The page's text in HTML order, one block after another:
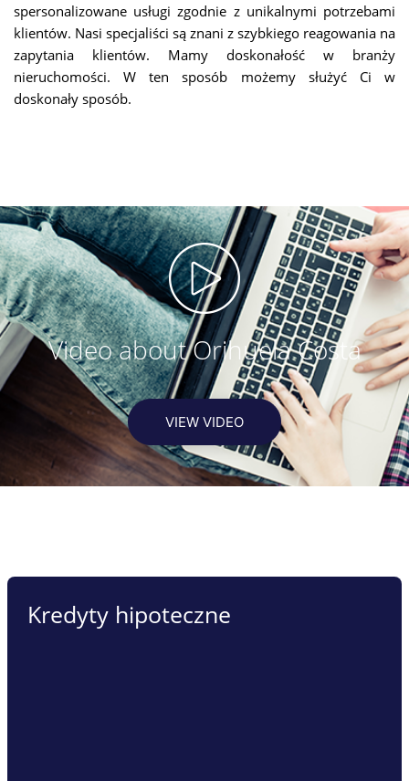
spersonalizowane usługi zgodnie z unikalnymi potrzebami
klientów. Nasi specjaliści są znani z szybkiego reagowania na
zapytania klientów. Mamy doskonałość w branży
nieruchomości. W ten sposób możemy służyć Ci w
doskonały sposób.
Video about Orihuela Costa
VIEW VIDEO
Kredyty hipoteczne